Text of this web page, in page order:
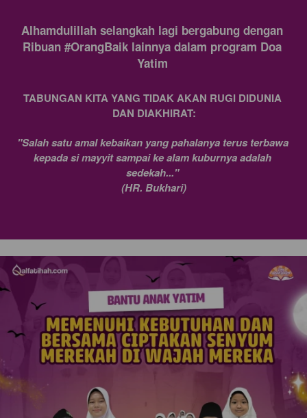
Alhamdulillah selangkah lagi bergabung dengan
Ribuan #OrangBaik lainnya dalam program Doa
Yatim
TABUNGAN KITA YANG TIDAK AKAN RUGI DIDUNIA
DAN DIAKHIRAT:
"Salah satu amal kebaikan yang pahalanya terus terbawa
kepada si mayyit sampai ke alam kuburnya adalah
sedekah..."
(HR. Bukhari)